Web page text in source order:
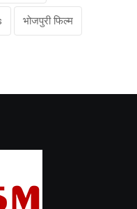
भोजपुरी फिल्म